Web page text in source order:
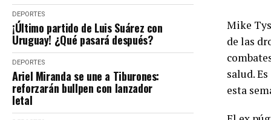
DEPORTES
¡Último partido de Luis Suárez con
Uruguay! ¿Qué pasará después?
DEPORTES
Ariel Miranda se une a Tiburones:
reforzarán bullpen con lanzador
letal
Mike
de las
salud.
esta